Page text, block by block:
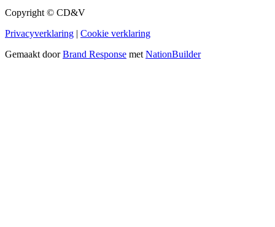
Copyright © CD&V
Privacyverklaring | Cookie verklaring
Gemaakt doorBrand Response met NationBuilder